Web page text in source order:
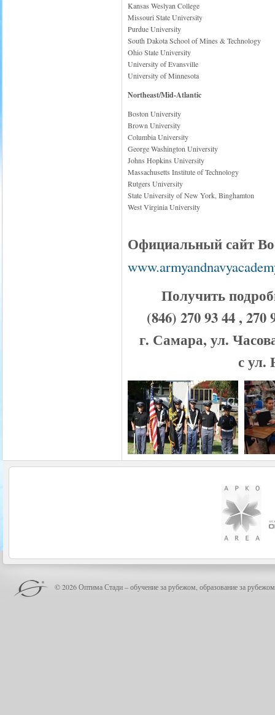
Kansas Weslyan College
Missouri State University
Purdue University
South Dakota School of Mines & Technology
Ohio State University
University of Evansville
University of Minnesota
Northeast/Mid-Atlantic
Boston University
Brown University
Columbia University
George Washington University
Johns Hopkins University
Massachusetts Institute of Technology
Rutgers University
State University of New York, Binghamton
West Virginia University
Официальный сайт
Получить
(846) 270 93 44 ,
г. Самара, ул.
с ул.
© 2026 Оптима Стади – обучение за рубежом, образование за